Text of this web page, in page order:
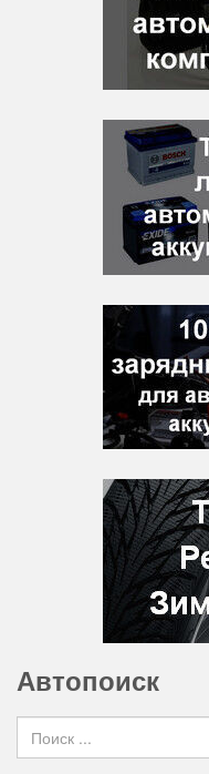
Автопоиск
Search for